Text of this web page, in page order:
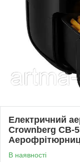
Електричний
Crownberg CB-
В наявності